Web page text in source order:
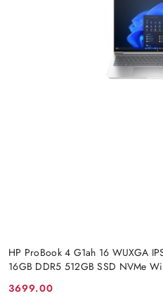
HP ProBook 4 G1ah 16 WUXGA
16GB DDR5 512GB SSD NVMe
3699.00